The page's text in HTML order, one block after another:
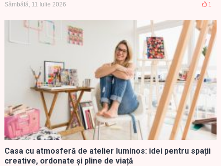
Sâmbătă, 11 Iulie 2026 1
Casa cu atmosferă de atelier luminos: idei pentru spații
creative, ordonate și pline de viață